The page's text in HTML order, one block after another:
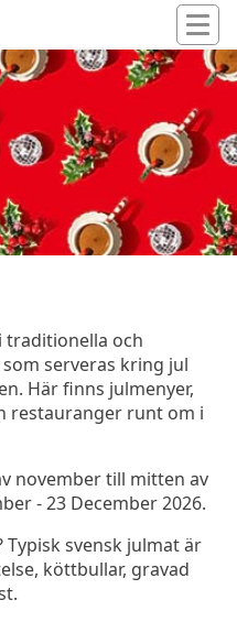
traditionella och
serveras kring jul
Här finns julmenyer,
restauranger runt om i
november till mitten av
- 23 December 2026.
svensk julmat är
köttbullar, gravad